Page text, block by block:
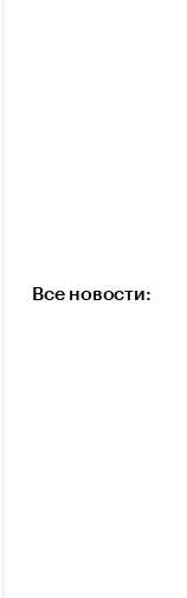
Все новости: